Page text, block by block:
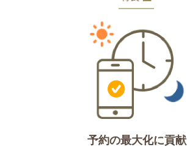
予約の最大化に貢献